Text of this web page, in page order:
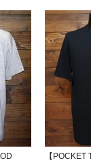
【POCKET